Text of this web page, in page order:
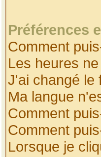
Préférences
Comment
Les heures
J'ai changé le
Ma langue
Comment
Comment
Lorsque je